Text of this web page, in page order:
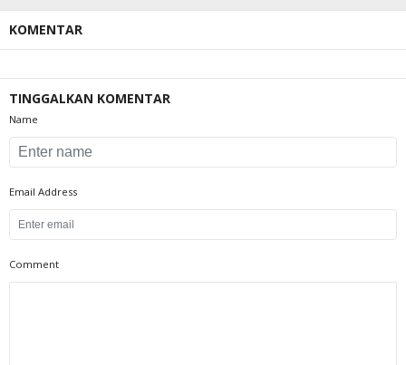
KOMENTAR
TINGGALKAN KOMENTAR
Name
Email Address
Comment